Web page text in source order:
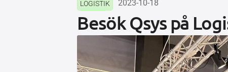
LOGISTIK 2023-10-18
Besök Qsys på